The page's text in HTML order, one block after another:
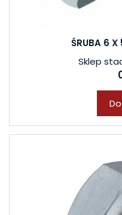
ŚRUBA 6
Sklep